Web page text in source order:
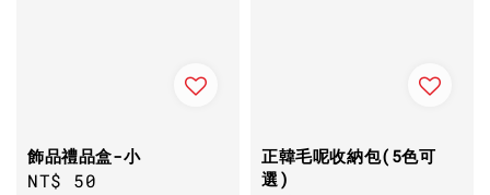
飾品禮品盒-小
Regular
NT$ 50
正韓毛呢收納包(5色可
選)